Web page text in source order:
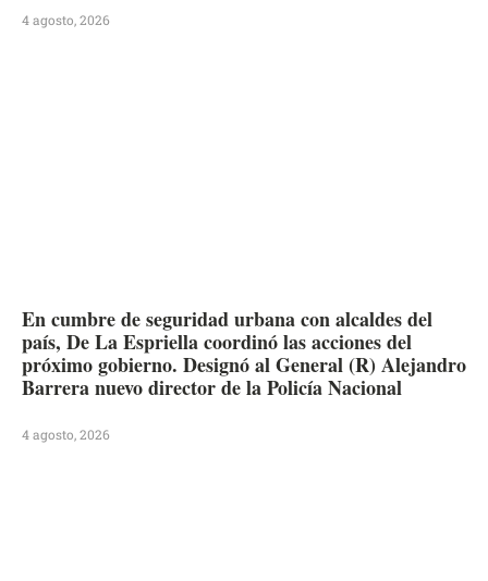
4 agosto, 2026
En cumbre de seguridad urbana con alcaldes del
país, De La Espriella coordinó las acciones del
próximo gobierno. Designó al General (R) Alejandro
Barrera nuevo director de la Policía Nacional
4 agosto, 2026